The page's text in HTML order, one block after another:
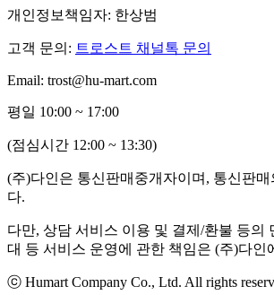
개인정보책임자: 한상범
고객 문의: 트로스트 채널톡 문의
Email: trost@hu-mart.com
평일 10:00 ~ 17:00
(점심시간 12:00 ~ 13:30)
(주)다인은 통신판매중개자이며, 통신판매
다.
다만, 상담 서비스 이용 및 결제/환불 등의
대 등 서비스 운영에 관한 책임은 (주)다인
ⓒ Humart Company Co., Ltd. All rights